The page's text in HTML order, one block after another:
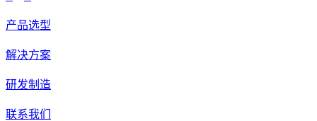
产品选型
解决方案
研发制造
联系我们